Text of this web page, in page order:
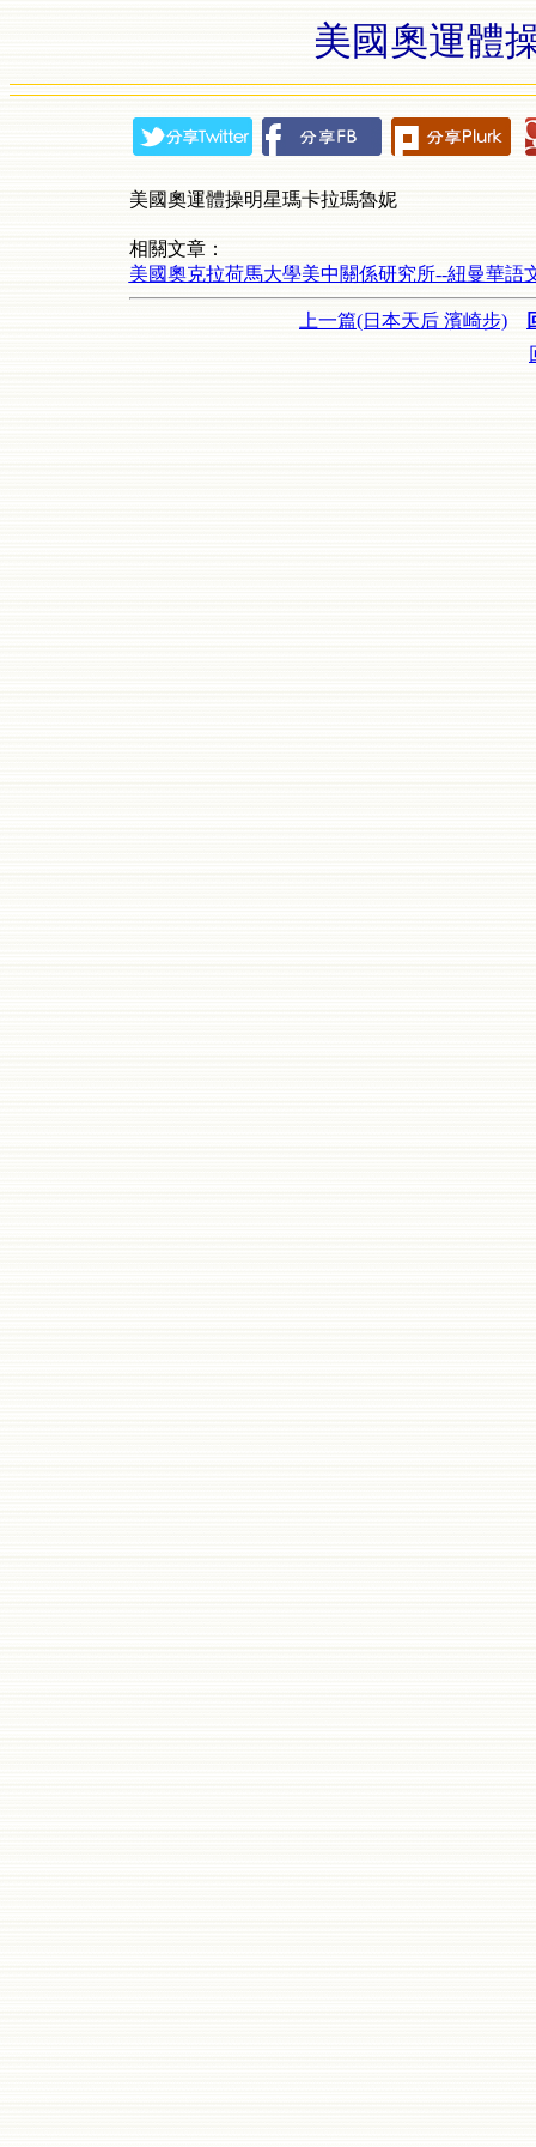
美國奧運體
美國奧運體操明星瑪卡拉瑪魯妮
相關文章：
美國奧克拉荷馬大學美中關係研究所--紐曼華語
上一篇(日本天后 濱崎步)